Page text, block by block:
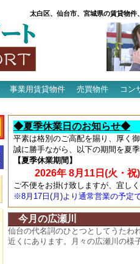
太白区、仙台市、宮城県の賃貸物件
事業用賃貸物件 売買物件 コン
◆夏季休業日のお知らせ◆
平素は格別のご高配を賜り、厚く御
誠に勝手ながら、以下の期間を夏
【夏季休業期間】
2026年 8月11日(火・祝
ご不便をお掛け致しますが、宜しく
※8月17日(月)より通常営業の予定で
今月の広瀬川
仙台の代名詞のひとつとしてうたわ
近くにあります。月々の広瀬川の様